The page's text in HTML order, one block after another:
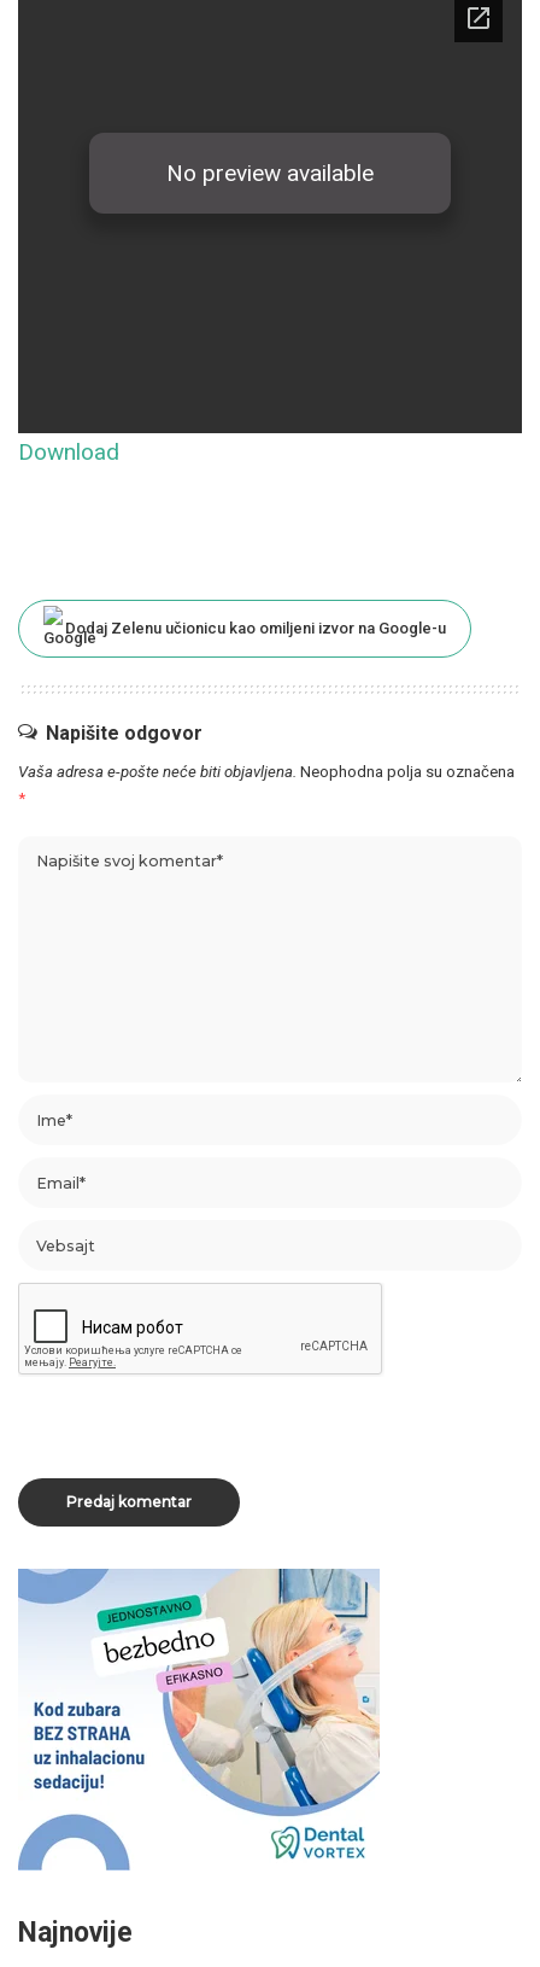
Download
Dodaj Zelenu učionicu kao omiljeni izvor na Google-u
Napišite odgovor
Vaša adresa e-pošte neće biti objavljena. Neophodna polja su označena
*
Najnovije